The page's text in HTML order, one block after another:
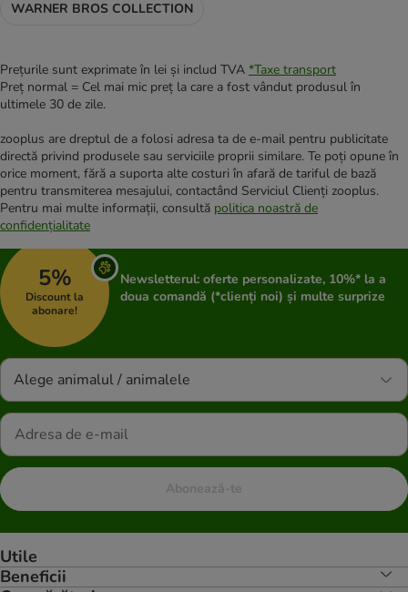
WARNER BROS COLLECTION
Prețurile sunt exprimate în lei și includ TVA *Taxe transport
Preț normal = Cel mai mic preț la care a fost vândut produsul în
ultimele 30 de zile.
zooplus are dreptul de a folosi adresa ta de e-mail pentru publicitate
directă privind produsele sau serviciile proprii similare. Te poți opune în
orice moment, fără a suporta alte costuri în afară de tariful de bază
pentru transmiterea mesajului, contactând Serviciul Clienți zooplus.
Pentru mai multe informații, consultă politica noastră de
confidențialitate
5%
Discount la
abonare!
Newsletterul: oferte personalizate, 10%* la a
doua comandă (*clienți noi) și multe surprize
Alege animalul / animalele
Abonează-te
Utile
Beneficii